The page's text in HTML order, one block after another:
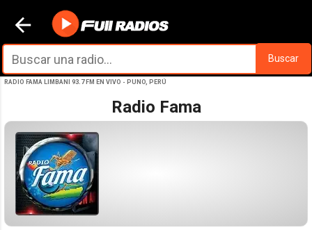
Ir al contenido principal
Buscar
RADIO FAMA LIMBANI 93.7 FM EN VIVO - PUNO, PERÚ
Radio Fama